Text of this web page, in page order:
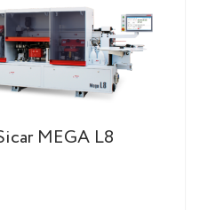
MEGA L8